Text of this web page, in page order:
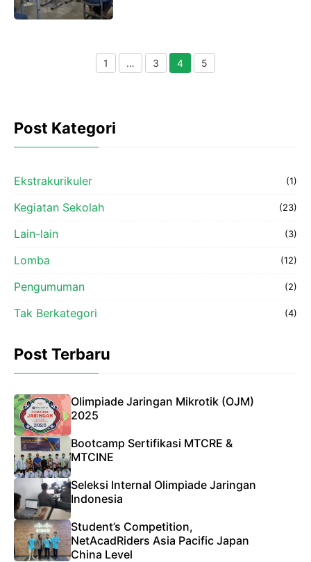
1 … 3 4 5
Post Kategori
Ekstrakurikuler (1)
Kegiatan Sekolah (23)
Lain-lain (3)
Lomba (12)
Pengumuman (2)
Tak Berkategori (4)
Post Terbaru
Olimpiade Jaringan Mikrotik (OJM)
2025
Bootcamp Sertifikasi MTCRE &
MTCINE
Seleksi Internal Olimpiade Jaringan
Indonesia
Student’s Competition,
NetAcadRiders Asia Pacific Japan
China Level